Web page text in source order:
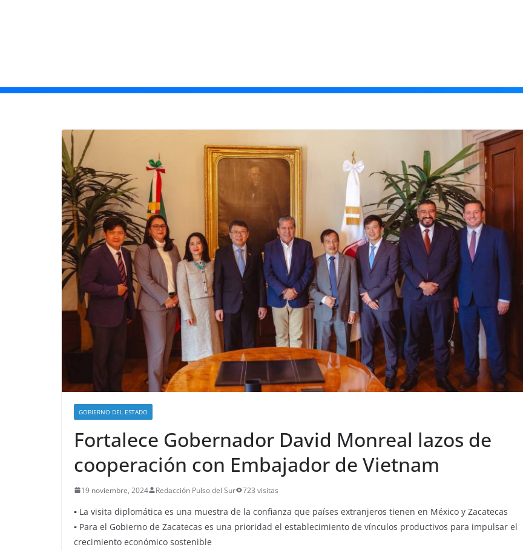
GOBIERNO DEL ESTADO
Fortalece Gobernador David Monreal lazos de
cooperación con Embajador de Vietnam
19 noviembre, 2024 Redacción Pulso del Sur 723 visitas
▪ La visita diplomática es una muestra de la confianza que países extranjeros tienen en México y Zacatecas
▪ Para el Gobierno de Zacatecas es una prioridad el establecimiento de vínculos productivos para impulsar el
crecimiento económico sostenible